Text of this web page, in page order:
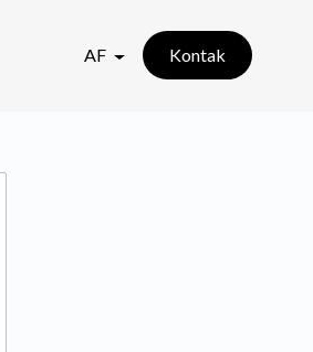
AF Kontak